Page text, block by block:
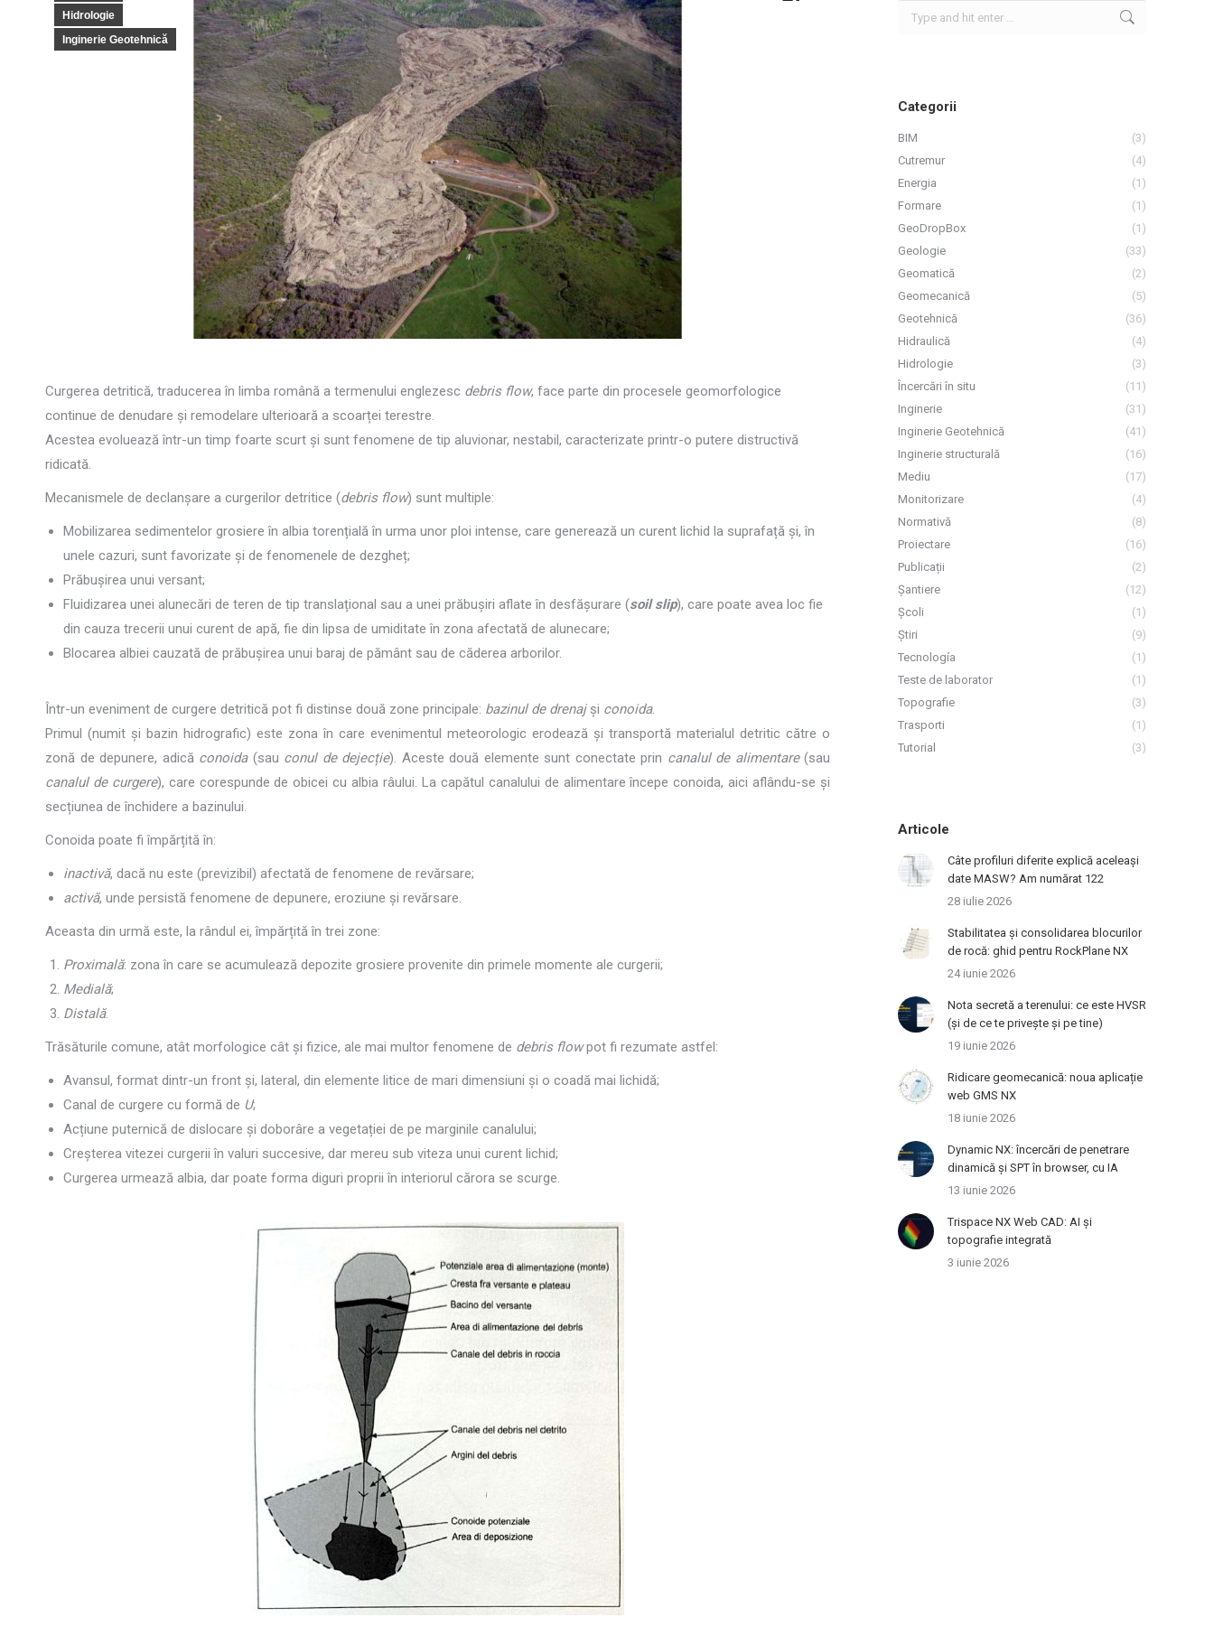
Hidrologie
Inginerie Geotehnică
Curgerea detritică, traducerea în limba română a termenului englezesc debris flow, face parte din procesele geomorfologice
continue de denudare și remodelare ulterioară a scoarței terestre.
Acestea evoluează într-un timp foarte scurt și sunt fenomene de tip aluvionar, nestabil, caracterizate printr-o putere distructivă
ridicată.
Mecanismele de declanșare a curgerilor detritice (debris flow) sunt multiple:
Mobilizarea sedimentelor grosiere în albia torențială în urma unor ploi intense, care generează un curent lichid la suprafață și, în
unele cazuri, sunt favorizate și de fenomenele de dezgheț;
Prăbușirea unui versant;
Fluidizarea unei alunecări de teren de tip translațional sau a unei prăbușiri aflate în desfășurare (soil slip), care poate avea loc fie
din cauza trecerii unui curent de apă, fie din lipsa de umiditate în zona afectată de alunecare;
Blocarea albiei cauzată de prăbușirea unui baraj de pământ sau de căderea arborilor.
Într-un eveniment de curgere detritică pot fi distinse două zone principale: bazinul de drenajși conoida.
Primul (numit și bazin hidrografic) este zona în care evenimentul meteorologic erodează și transportă materialul detritic către o
zonă de depunere, adică conoida(sau conul de dejecție). Aceste două elemente sunt conectate prin canalul de alimentare(sau
canalul de curgere), care corespunde de obicei cu albia râului. La capătul canalului de alimentare începe conoida, aici aflându-se și
secțiunea de închidere a bazinului.
Conoida poate fi împărțită în:
inactivă, dacă nu este (previzibil) afectată de fenomene de revărsare;
activă, unde persistă fenomene de depunere, eroziune și revărsare.
Aceasta din urmă este, la rândul ei, împărțită în trei zone:
Proximală: zona în care se acumulează depozite grosiere provenite din primele momente ale curgerii;
Medială;
Distală.
Trăsăturile comune, atât morfologice cât și fizice, ale mai multor fenomene de debris flowpot fi rezumate astfel:
Avansul, format dintr-un front și, lateral, din elemente litice de mari dimensiuni și o coadă mai lichidă;
Canal de curgere cu formă de U;
Acțiune puternică de dislocare și doborâre a vegetației de pe marginile canalului;
Creșterea vitezei curgerii în valuri succesive, dar mereu sub viteza unui curent lichid;
Curgerea urmează albia, dar poate forma diguri proprii în interiorul cărora se scurge.
Categorii
BIM
(3)
Cutremur
(4)
Energia
(1)
Formare
(1)
GeoDropBox
(1)
Geologie
(33)
Geomatică
(2)
Geomecanică
(5)
Geotehnică
(36)
Hidraulică
(4)
Hidrologie
(3)
Încercări în situ
(11)
Inginerie
(31)
Inginerie Geotehnică
(41)
Inginerie structurală
(16)
Mediu
(17)
Monitorizare
(4)
Normativă
(8)
Proiectare
(16)
Publicații
(2)
Șantiere
(12)
Școli
(1)
Știri
(9)
Tecnología
(1)
Teste de laborator
(1)
Topografie
(3)
Trasporti
(1)
Tutorial
(3)
Articole
Câte profiluri diferite explică aceleași
date MASW? Am numărat 122
28 iulie 2026
Stabilitatea și consolidarea blocurilor
de rocă: ghid pentru RockPlane NX
24 iunie 2026
Nota secretă a terenului: ce este HVSR
(și de ce te privește și pe tine)
19 iunie 2026
Ridicare geomecanică: noua aplicație
web GMS NX
18 iunie 2026
Dynamic NX: încercări de penetrare
dinamică și SPT în browser, cu IA
13 iunie 2026
Trispace NX Web CAD: AI și
topografie integrată
3 iunie 2026